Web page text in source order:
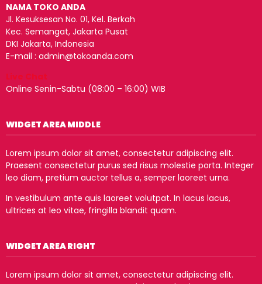
NAMA TOKO ANDA
Jl. Kesuksesan No. 01, Kel. Berkah
Kec. Semangat, Jakarta Pusat
DKI Jakarta, Indonesia
E-mail : admin@tokoanda.com
Live Chat
Online Senin-Sabtu (08:00 – 16:00) WIB
WIDGET AREA MIDDLE
Lorem ipsum dolor sit amet, consectetur adipiscing elit.
Praesent consectetur purus sed risus molestie porta. Integer
leo diam, pretium auctor tellus a, semper laoreet urna.
In vestibulum ante quis laoreet volutpat. In lacus lacus,
ultrices at leo vitae, fringilla blandit quam.
WIDGET AREA RIGHT
Lorem ipsum dolor sit amet, consectetur adipiscing elit.